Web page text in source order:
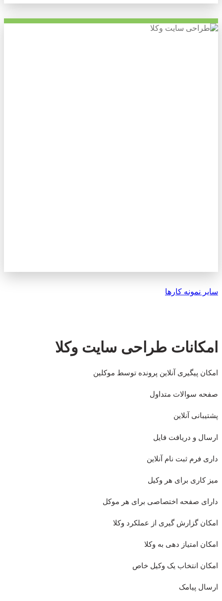
سایر نمونه کارها
امکانات طراحی سایت وکلا
امکان پیگیری آنلاین پرونده توسط موکلین
صفحه سوالات متداول
پشتیبانی آنلاین
ارسال و دریافت فایل
داری فرم ثبت نام آنلاین
میز کاری برای هر وکیل
دارای صفحه اختصاصی برای هر موکل
امکان گزارش گیری از عملکرد وکلا
امکان امتیاز دهی به وکلا
امکان انتخاب یک وکیل خاص
ارسال پیامک